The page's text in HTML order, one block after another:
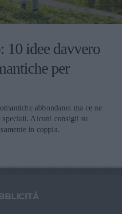
10 idee davvero
per
abbondano: ma ce ne
speciali. Alcuni consigli su
in coppia.